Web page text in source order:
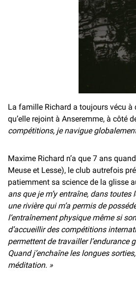
La famille Richard a toujours vécu à
qu’elle rejoint à Anseremme, à côté
compétitions, je navigue
Maxime Richard n’a que 7 ans
Meuse et Lesse), le club autrefois
patiemment sa science de la glisse
ans que je m’y entraîne, dans
une rivière qui m’a permis de
l’entraînement physique même si
d’accueillir des compétitions
permettent de travailler l’endurance
Quand j’enchaîne les longues
méditation. »